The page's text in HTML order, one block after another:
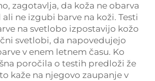
zagotavlja, da koža ne obarva
ne izgubi barve na koži. Testi
na svetlobo izpostavijo kožo
svetlobi, da napovedujejo
v enem letnem času. Ko
poročila o testih predloži že
kaže na njegovo zaupanje v